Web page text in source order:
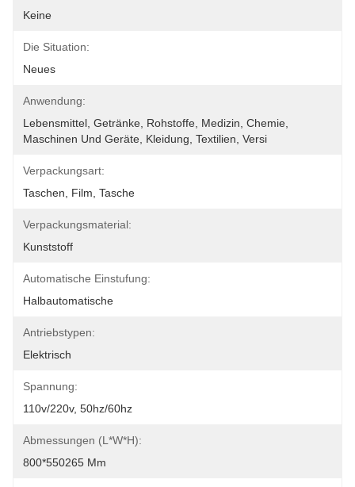
Keine
Die Situation:
Neues
Anwendung:
Lebensmittel, Getränke, Rohstoffe, Medizin, Chemie,
Maschinen Und Geräte, Kleidung, Textilien, Versi
Verpackungsart:
Taschen, Film, Tasche
Verpackungsmaterial:
Kunststoff
Automatische Einstufung:
Halbautomatische
Antriebstypen:
Elektrisch
Spannung:
110v/220v, 50hz/60hz
Abmessungen (L*W*H):
800*550265 Mm